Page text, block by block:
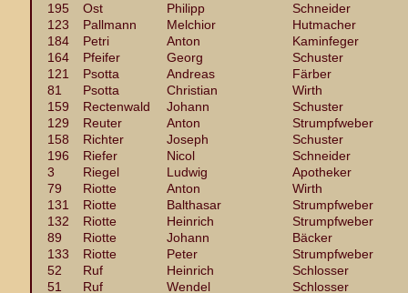
195
Ost Philipp
Schneider
123
Pallmann Melchior
Hutmacher
184
Petri Anton
Kaminfeger
164
Pfeifer Georg
Schuster
121
Psotta Andreas
Färber
81
Psotta Christian
Wirth
159
Rectenwald Johann
Schuster
129
Reuter Anton
Strumpfweber
158
Richter Joseph
Schuster
196
Riefer Nicol
Schneider
3
Riegel Ludwig
Apotheker
79
Riotte Anton
Wirth
131
Riotte Balthasar
Strumpfweber
132
Riotte Heinrich
Strumpfweber
89
Riotte Johann
Bäcker
133
Riotte Peter
Strumpfweber
52
Ruf Heinrich
Schlosser
51
Ruf Wendel Schlosser